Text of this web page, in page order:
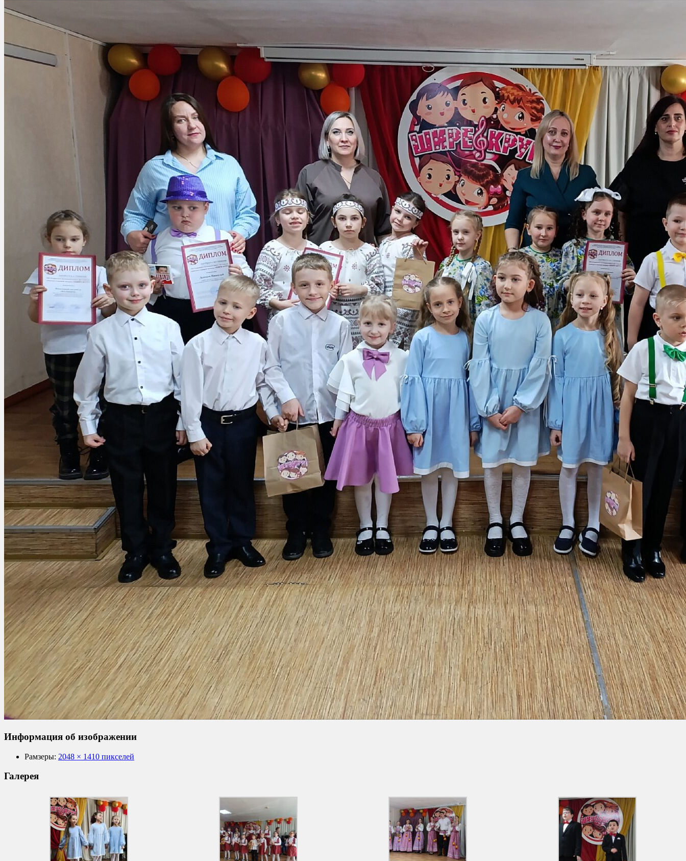
Информация об изображении
Рамзеры: 2048 × 1410 пикселей
Галерея